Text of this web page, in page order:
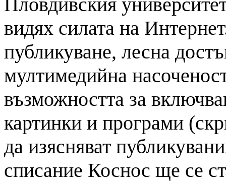
видях силата на
публикуване, лесна
мултимедийна
възможността за
картинки и програми
да изясняват
списание Коснос ще се